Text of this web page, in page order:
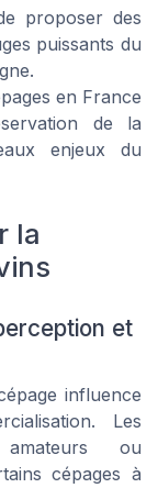
proposer des
puissants du
en France
de la
enjeux du
la
et
influence
Les
amateurs ou
cépages à